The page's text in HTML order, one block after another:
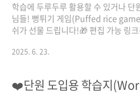
학습에 두루두루 활용할 수 있거나
님들! 뻥튀기 게임(Puffed rice
쉬가 선물 드립니다!🎁 편집 가능 링
https://drive.google.com/drive/
https://drive.google.com/drive/
usp=sharing
2025. 6. 23.
❤️단원 도입용 학습지